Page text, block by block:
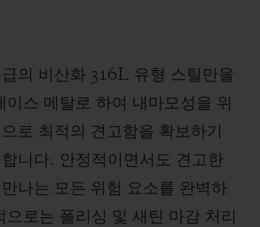
의 비산화 316L 유형 스틸만을
스 메탈로 하여 내마모성을 위
로 최적의 견고함을 확보하기
니다. 안정적이면서도 견고한
나는 모든 위험 요소를 완벽하
로는 폴리싱 및 새틴 마감 처리